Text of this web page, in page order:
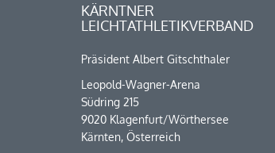
KÄRNTNER
LEICHTATHLETIKVERBAND
Präsident Albert Gitschthaler
Leopold-Wagner-Arena
Südring 215
9020 Klagenfurt/Wörthersee
Kärnten, Österreich